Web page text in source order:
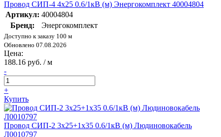
Провод СИП-4 4х25 0.6/1кВ (м) Энергокомплект 40004804
Артикул: 40004804
Бренд:
Энергокомплект
Доступно к заказу 100 м
Обновлено 07.08.2026
Цена:
188.16 руб. / м
-
+
Купить
Провод СИП-2 3х25+1х35 0.6/1кВ (м) Людиновокабель
Л0010797